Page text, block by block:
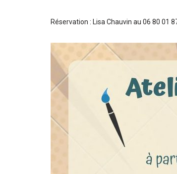
Réservation : Lisa Chauvin au 06 80 01